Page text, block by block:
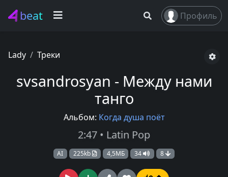
beat Профиль
Lady Треки
svsandrosyan - Между нами
танго
Альбом: Когда душа поёт
2:47 • Latin Pop
AI 225kb 4,5МБ 34 8